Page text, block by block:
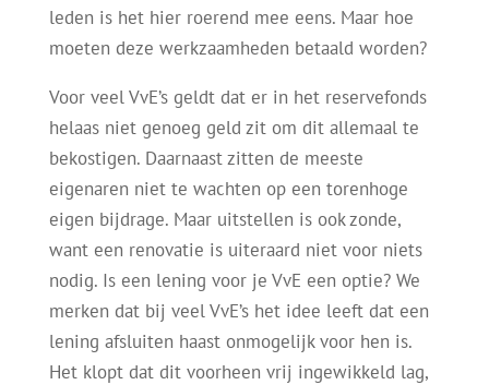
leden is het hier roerend mee eens. Maar hoe
moeten deze werkzaamheden betaald worden?
Voor veel VvE’s geldt dat er in het reservefonds
helaas niet genoeg geld zit om dit allemaal te
bekostigen. Daarnaast zitten de meeste
eigenaren niet te wachten op een torenhoge
eigen bijdrage. Maar uitstellen is ook zonde,
want een renovatie is uiteraard niet voor niets
nodig. Is een lening voor je VvE een optie? We
merken dat bij veel VvE’s het idee leeft dat een
lening afsluiten haast onmogelijk voor hen is.
Het klopt dat dit voorheen vrij ingewikkeld lag,